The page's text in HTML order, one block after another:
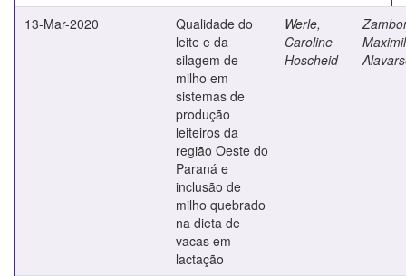
13-Mar-2020
Qualidade do
leite e da
silagem de
milho em
sistemas de
produção
leiteiros da
região Oeste do
Paraná e
inclusão de
milho quebrado
na dieta de
vacas em
lactação
Werle,
Caroline
Hoscheid